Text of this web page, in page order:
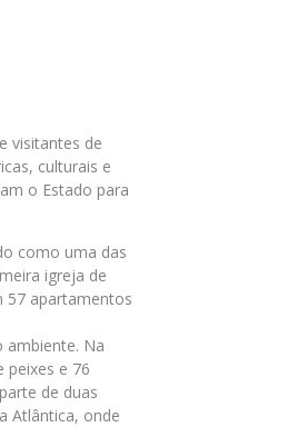
visitantes de
culturais e
o Estado para
como uma das
igreja de
57 apartamentos
ambiente. Na
peixes e 76
de duas
Atlântica, onde